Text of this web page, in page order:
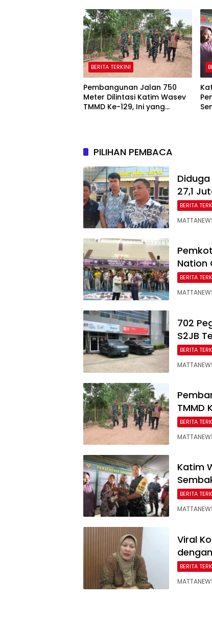
BERITA TERKINI
Pembangunan Jalan 750
Meter Dilintasi Katim Wasev
TMMD Ke-129, Ini yang
PILIHAN PEMBACA
Diduga
27,1
BERITA
Nation
BERITA
702
S2JB
BERITA
TMMD
BERITA
Katim
BERITA
Viral
BERITA